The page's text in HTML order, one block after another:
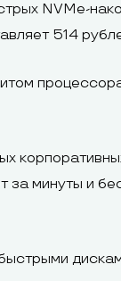
NVMe-
514
минуты и